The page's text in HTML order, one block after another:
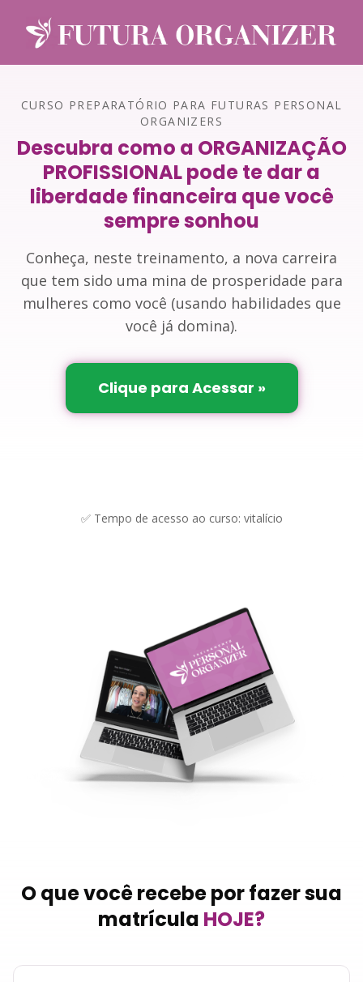
CURSO PREPARATÓRIO PARA FUTURAS PERSONAL
ORGANIZERS
Descubra como a ORGANIZAÇÃO
PROFISSIONAL pode te dar a
liberdade financeira que você
sempre sonhou
Conheça, neste treinamento, a nova carreira
que tem sido uma mina de prosperidade para
mulheres como você (usando habilidades que
você já domina).
Clique para Acessar »
✅ Tempo de acesso ao curso: vitalício
O que você recebe por fazer sua
matrícula HOJE?